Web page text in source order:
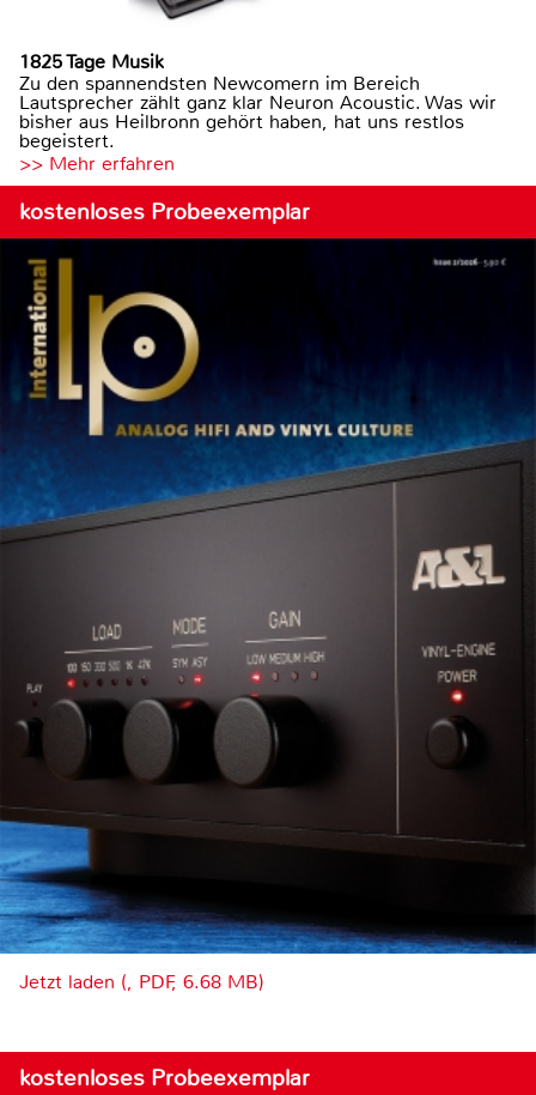
1825 Tage Musik
Zu den spannendsten Newcomern im Bereich
Lautsprecher zählt ganz klar Neuron Acoustic. Was wir
bisher aus Heilbronn gehört haben, hat uns restlos
begeistert.
>> Mehr erfahren
kostenloses Probeexemplar
Jetzt laden (, PDF, 6.68 MB)
kostenloses Probeexemplar